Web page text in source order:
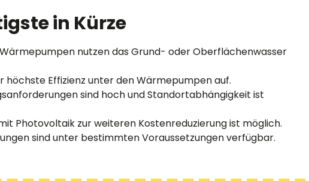
in Kürze
nutzen das Grund- oder Oberflächenwasser
höchste Effizienz unter den Wärmepumpen auf.
sind hoch und Standortabhängigkeit ist
Photovoltaik zur weiteren Kostenreduzierung ist möglich.
sind unter bestimmten Voraussetzungen verfügbar.